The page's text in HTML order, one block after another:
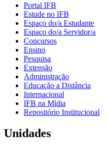
Portal IFB
Estude no IFB
Espaço do/a Estudante
Espaço do/a Servidor/a
Concursos
Ensino
Pesquisa
Extensão
Administração
Educação a Distância
Internacional
IFB na Mídia
Repositório Institucional
Unidades